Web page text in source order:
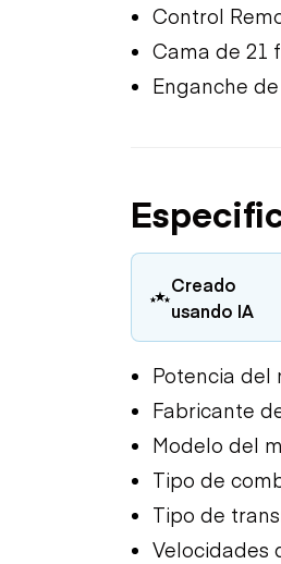
Control
Cama de 21
Enganche
Creado
usando IA
Potencia del
Fabricante
Modelo del
Tipo de
Tipo de
Velocidades